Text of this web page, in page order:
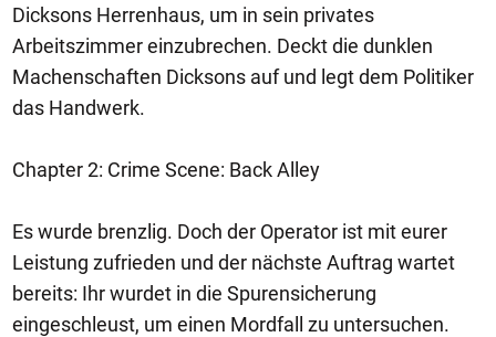
Dicksons Herrenhaus, um in sein privates
Arbeitszimmer einzubrechen. Deckt die dunklen
Machenschaften Dicksons auf und legt dem Politiker
das Handwerk.
Chapter 2: Crime Scene: Back Alley
Es wurde brenzlig. Doch der Operator ist mit eurer
Leistung zufrieden und der nächste Auftrag wartet
bereits: Ihr wurdet in die Spurensicherung
eingeschleust, um einen Mordfall zu untersuchen.